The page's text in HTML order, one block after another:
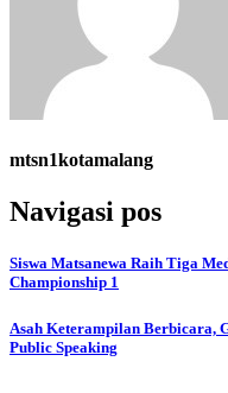
mtsn1kotamalang
Navigasi pos
Siswa Matsanewa Raih Tiga
Championship 1
Asah Keterampilan Berbicara,
Public Speaking